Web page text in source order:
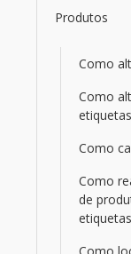
Produtos
Como
Como
Como
Como
de